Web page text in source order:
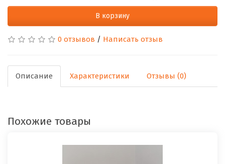
В корзину
0 отзывов / Написать отзыв
Описание Характеристики Отзывы (0)
Похожие товары